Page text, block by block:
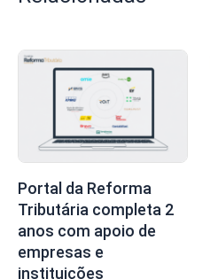
Portal da Reforma
Tributária completa 2
anos com apoio de
empresas e
instituições